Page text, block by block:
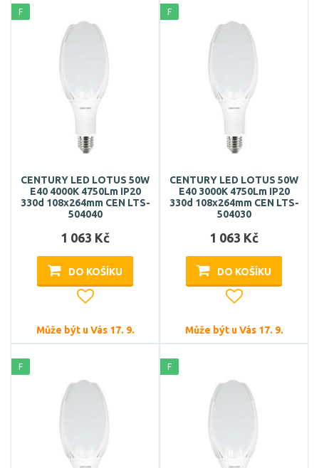
F
CENTURY LED LOTUS 50W
E40 4000K 4750Lm IP20
330d 108x264mm CEN LTS-
504040
1 063 Kč
DO KOŠÍKU
Může být u Vás 17. 9.
F
CENTURY LED LOTUS 50W
E40 3000K 4750Lm IP20
330d 108x264mm CEN LTS-
504030
1 063 Kč
DO KOŠÍKU
Může být u Vás 17. 9.
F F